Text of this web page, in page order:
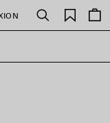
Rechercher